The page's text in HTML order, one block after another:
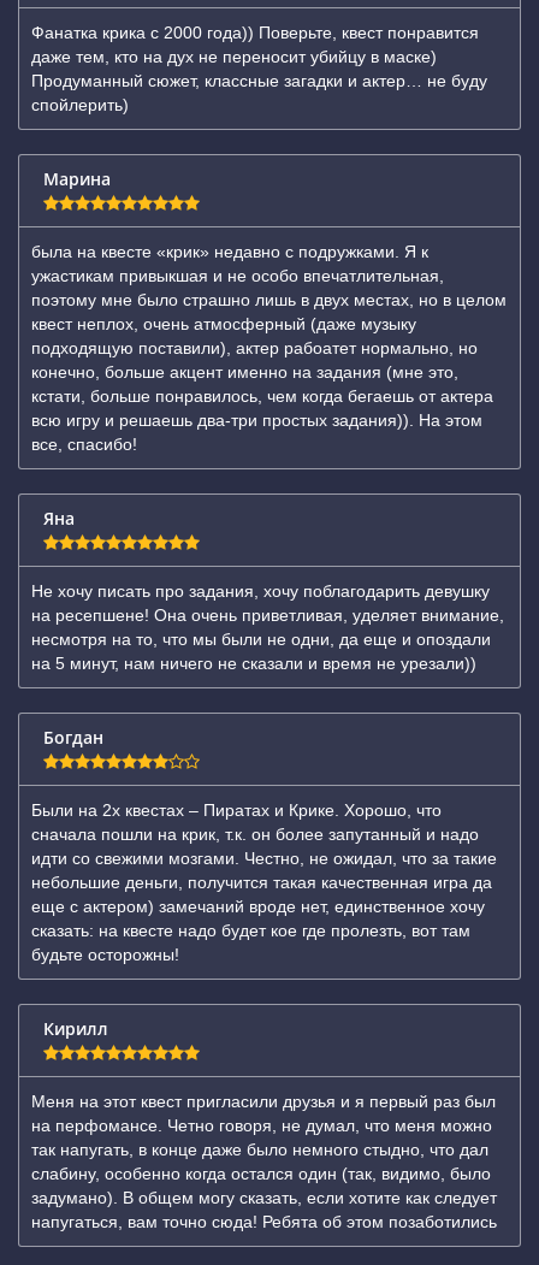
Фанатка крика с 2000 года)) Поверьте, квест понравится
даже тем, кто на дух не переносит убийцу в маске)
Продуманный сюжет, классные загадки и актер… не буду
спойлерить)
Марина
была на квесте «крик» недавно с подружками. Я к
ужастикам привыкшая и не особо впечатлительная,
поэтому мне было страшно лишь в двух местах, но в целом
квест неплох, очень атмосферный (даже музыку
подходящую поставили), актер рабоатет нормально, но
конечно, больше акцент именно на задания (мне это,
кстати, больше понравилось, чем когда бегаешь от актера
всю игру и решаешь два-три простых задания)). На этом
все, спасибо!
Яна
Не хочу писать про задания, хочу поблагодарить девушку
на ресепшене! Она очень приветливая, уделяет внимание,
несмотря на то, что мы были не одни, да еще и опоздали
на 5 минут, нам ничего не сказали и время не урезали))
Богдан
Были на 2х квестах – Пиратах и Крике. Хорошо, что
сначала пошли на крик, т.к. он более запутанный и надо
идти со свежими мозгами. Честно, не ожидал, что за такие
небольшие деньги, получится такая качественная игра да
еще с актером) замечаний вроде нет, единственное хочу
сказать: на квесте надо будет кое где пролезть, вот там
будьте осторожны!
Кирилл
Меня на этот квест пригласили друзья и я первый раз был
на перфомансе. Четно говоря, не думал, что меня можно
так напугать, в конце даже было немного стыдно, что дал
слабину, особенно когда остался один (так, видимо, было
задумано). В общем могу сказать, если хотите как следует
напугаться, вам точно сюда! Ребята об этом позаботились